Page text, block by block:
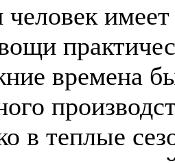
имеет
времена
в теплые